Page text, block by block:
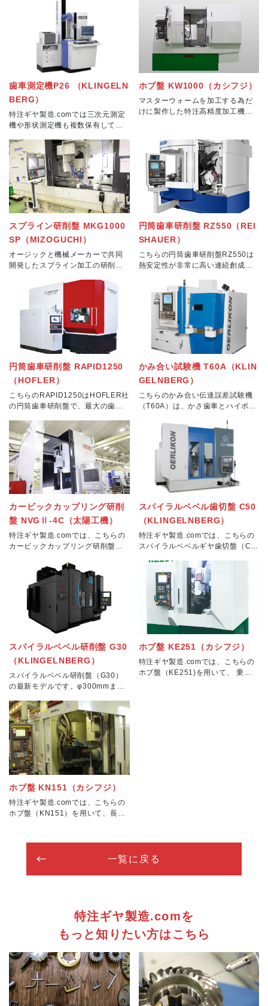
メニューを閉じる
歯車測定機P26 （KLINGELN
BERG）
特注ギヤ製造.comでは三次元測定
機や形状測定機も複数保有してい
有しております。こちらのKLINGE
LNBERGのPシリーズは歯車測定
において世界標準機とされており
高精
ホブ盤 KW1000（カシフジ）
マスターウォームを加工する為だ
けに製作した特注高精度加工機で
ーム精度を極限まで高めて製作し
ております。我社にもおいても、
マスターウォームの加
スプライン研削盤 MKG1000
SP（MIZOGUCHI）
オージックと機械メーカーで共同
開発したスプライン加工の研削盤
るにあたり我社のノウハウを詰め
込んだ専用機として製造していま
す。軸長1000mmまで対応し、特
に、工作機械に求
円筒歯車研削盤 RZ550（REI
SHAUER）
こちらの円筒歯車研削盤RZ550は
熱安定性が非常に高い連続創成歯
トローク300mm、モジュールは10
mmと他にご紹介した円筒歯車研削
盤と比べると中型の研削盤となり
円筒歯車研削盤 RAPID1250
（HOFLER）
こちらのRAPID1250はHOFLER社
の円筒歯車研削盤で、最大の歯車
1,000mm、モジュールは最大で35
という仕様です。 研削盤ではトポ
ロジーのチェックが難
かみ合い試験機 T60A（KLIN
GELNBERG）
こちらのかみ合い伝達誤差試験機
（T60A）は、かさ歯車とハイポイ
す。日本国内でも保有台数が少な
く、オージック調べでは日本国内
でも数台の設備となります。トル
クをかけてかみ合
カービックカップリング研削
盤 NVGⅡ-4C（太陽工機）
特注ギヤ製造.comでは、こちらの
カービックカップリング研削盤（N
リングの歯研削を行っています。
当設備は、高剛性で高精度な砥石
スピンドルを搭載しているため、
スパイラルベベル歯切盤 C50
（KLINGELNBERG）
特注ギヤ製造.comでは、こちらの
スパイラルベベルギヤ歯切盤（C5
ハイポイドギヤの歯切加工を行っ
ています。当設備は、ドライ切削
加工とウエット切削加工が可能な
ように専用設
スパイラルベベル研削盤 G30
（KLINGELNBERG）
スパイラルベベル研削盤（G30）
の最新モデルです。φ300mmまで
ギヤの歯面研削加工に力を発揮し
ます。従来機よりも、高速・重研
削を可能としており生産性の向上
が見込めます。
ホブ盤 KE251（カシフジ）
特注ギヤ製造.comでは、こちらの
ホブ盤（KE251)を用いて、 乗用
ホブ盤 KN151（カシフジ）
特注ギヤ製造.comでは、こちらの
ホブ盤（KN151）を用いて、長尺
歯切り加工を行っています。こち
らのNCホブ盤では、加工が難しい一覧に戻る
特注ギヤ製造.comを
もっと知りたい方はこちら